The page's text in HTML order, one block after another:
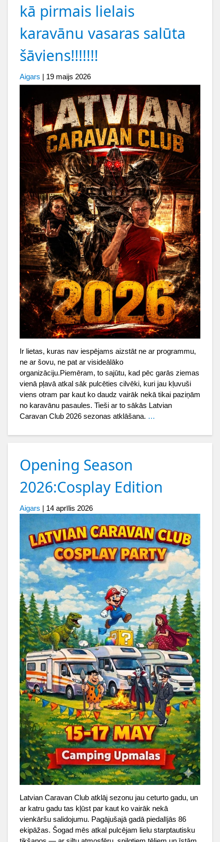
kā pirmais lielais
karavānu vasaras salūta
šāviens!!!!!!!
Aigars | 19 maijs 2026
Ir lietas, kuras nav iespējams aizstāt ne ar programmu,
ne ar šovu, ne pat ar visideālāko
organizāciju.Piemēram, to sajūtu, kad pēc garās ziemas
vienā pļavā atkal sāk pulcēties cilvēki, kuri jau kļuvuši
viens otram par kaut ko daudz vairāk nekā tikai paziņām
no karavānu pasaules. Tieši ar to sākās Latvian
Caravan Club 2026 sezonas atklāšana. …
Opening Season
2026:Cosplay Edition
Aigars | 14 aprīlis 2026
Latvian Caravan Club atklāj sezonu jau ceturto gadu, un
ar katru gadu tas kļūst par kaut ko vairāk nekā
vienkāršu salidojumu. Pagājušajā gadā piedalījās 86
ekipāžas. Šogad mēs atkal pulcējam lielu starptautisku